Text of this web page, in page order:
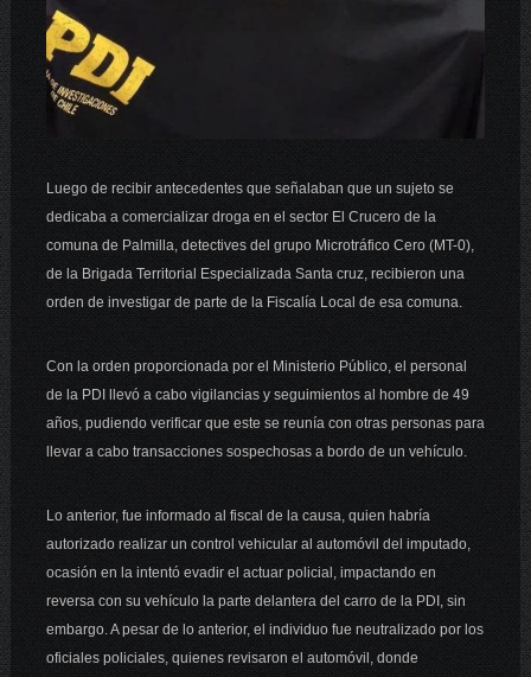
Luego de recibir antecedentes que señalaban que un sujeto se
dedicaba a comercializar droga en el sector El Crucero de la
comuna de Palmilla, detectives del grupo Microtráfico Cero (MT-0),
de la Brigada Territorial Especializada Santa cruz, recibieron una
orden de investigar de parte de la Fiscalía Local de esa comuna.
Con la orden proporcionada por el Ministerio Público, el personal
de la PDI llevó a cabo vigilancias y seguimientos al hombre de 49
años, pudiendo verificar que este se reunía con otras personas para
llevar a cabo transacciones sospechosas a bordo de un vehículo.
Lo anterior, fue informado al fiscal de la causa, quien habría
autorizado realizar un control vehicular al automóvil del imputado,
ocasión en la intentó evadir el actuar policial, impactando en
reversa con su vehículo la parte delantera del carro de la PDI, sin
embargo. A pesar de lo anterior, el individuo fue neutralizado por los
oficiales policiales, quienes revisaron el automóvil, donde